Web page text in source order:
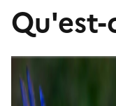
Qu'est-